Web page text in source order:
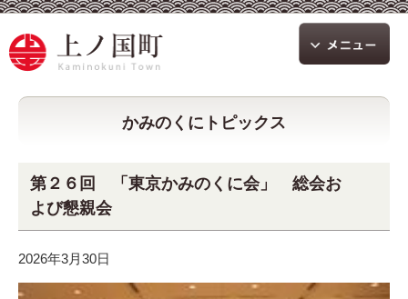
かみのくにトピックス
第２６回 「東京かみのくに会」 総会お
よび懇親会
2026年3月30日